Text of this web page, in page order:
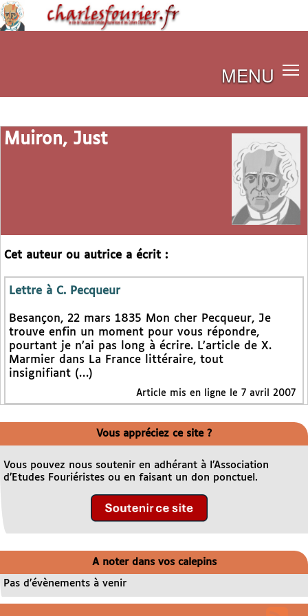
MENU
Muiron, Just
Cet auteur ou autrice a écrit :
Lettre à C. Pecqueur
Besançon, 22 mars 1835 Mon cher Pecqueur, Je
trouve enfin un moment pour vous répondre,
pourtant je n’ai pas long à écrire. L’article de X.
Marmier dans La France littéraire, tout
insignifiant (…)
Article mis en ligne le 7 avril 2007
Vous appréciez ce site ?
Vous pouvez nous soutenir en adhérant à l’Association
d’Etudes Fouriéristes ou en faisant un don ponctuel.
A noter dans vos calepins
Pas d’évènements à venir